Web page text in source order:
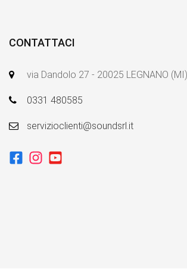
CONTATTACI
via Dandolo 27 - 20025 LEGNANO (MI)
0331 480585
servizioclienti@soundsrl.it